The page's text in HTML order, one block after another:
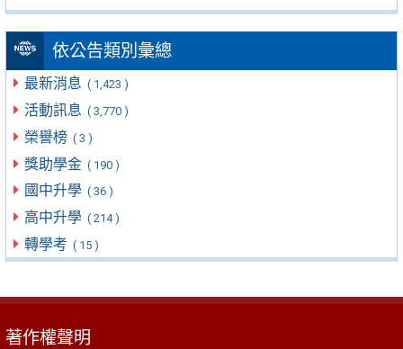
依公告類別彙總
最新消息 ( 1,423 )
活動訊息 ( 3,770 )
榮譽榜 ( 3 )
獎助學金 ( 190 )
國中升學 ( 36 )
高中升學 ( 214 )
轉學考 ( 15 )
著作權聲明